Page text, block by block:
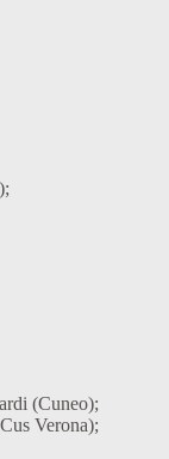
(Cuneo);
Verona);